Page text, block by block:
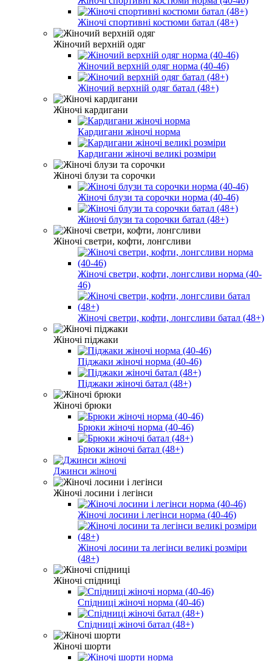
Жіночі спортивні костюми батал (48+)
Жіночий верхній одяг
Жіночий верхній одяг норма (40-46)
Жіночий верхній одяг батал (48+)
Жіночі кардигани
Кардигани жіночі норма
Кардигани жіночі великі розміри
Жіночі блузи та сорочки
Жіночі блузи та сорочки норма (40-46)
Жіночі блузи та сорочки батал (48+)
Жіночі светри, кофти, лонгсливи
Жіночі светри, кофти, лонгсливи норма (40-
46)
Жіночі светри, кофти, лонгсливи батал (48+)
Жіночі піджаки
Піджаки жіночі норма (40-46)
Піджаки жіночі батал (48+)
Жіночі брюки
Брюки жіночі норма (40-46)
Брюки жіночі батал (48+)
Джинси жіночі
Жіночі лосини і легінси
Жіночі лосини і легінси норма (40-46)
Жіночі лосини та легінси великі розміри
(48+)
Жіночі спідниці
Спідниці жіночі норма (40-46)
Спідниці жіночі батал (48+)
Жіночі шорти